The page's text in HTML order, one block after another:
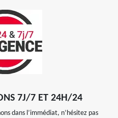
7J/7 ET 24H/24
dans l’immédiat, n’hésitez pas